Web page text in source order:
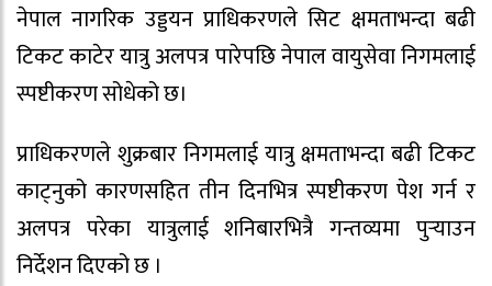
नेपाल नागरिक उड्डयन प्राधिकरणले सिट क्षमताभन्दा बढी
टिकट काटेर यात्रु अलपत्र पारेपछि नेपाल वायुसेवा निगमलाई
स्पष्टीकरण सोधेको छ।
प्राधिकरणले शुक्रबार निगमलाई यात्रु क्षमताभन्दा बढी टिकट
काट्नुको कारणसहित तीन दिनभित्र स्पष्टीकरण पेश गर्न र
अलपत्र परेका यात्रुलाई शनिबारभित्रै गन्तव्यमा पुर्‍याउन
निर्देशन दिएको छ ।